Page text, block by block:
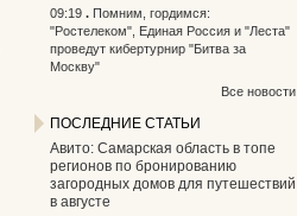
09:19
Помним, гордимся:
"Ростелеком", Единая Россия и "Леста"
проведут кибертурнир "Битва за
Москву"
Все новости
ПОСЛЕДНИЕ СТАТЬИ
Авито: Самарская область в топе
регионов по бронированию
загородных домов для путешествий
в августе